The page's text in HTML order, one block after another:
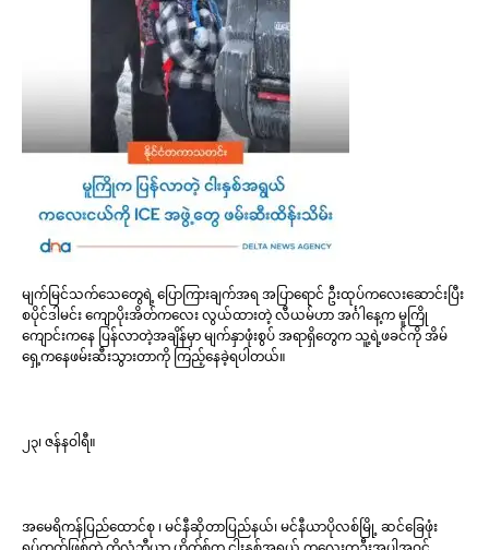
မျက်မြင်သက်သေတွေရဲ့ ပြောကြားချက်အရ အပြာရောင် ဦးထုပ်ကလေးဆောင်းပြီး
စပိုင်ဒါမင်း ကျောပိုးအိတ်ကလေး လွယ်ထားတဲ့ လီယမ်ဟာ အင်္ဂါနေ့က မူကြို
ကျောင်းကနေ ပြန်လာတဲ့အချိန်မှာ မျက်နှာဖုံးစွပ် အရာရှိတွေက သူ့ရဲ့ဖခင်ကို အိမ်
ရှေ့ကနေဖမ်းဆီးသွားတာကို ကြည့်နေခဲ့ရပါတယ်။
၂၃၊ ဇန်နဝါရီ။
အမေရိကန်ပြည်ထောင်စု ၊ မင်နီဆိုတာပြည်နယ်၊ မင်နီယာပိုလစ်မြို့ ဆင်ခြေဖုံး